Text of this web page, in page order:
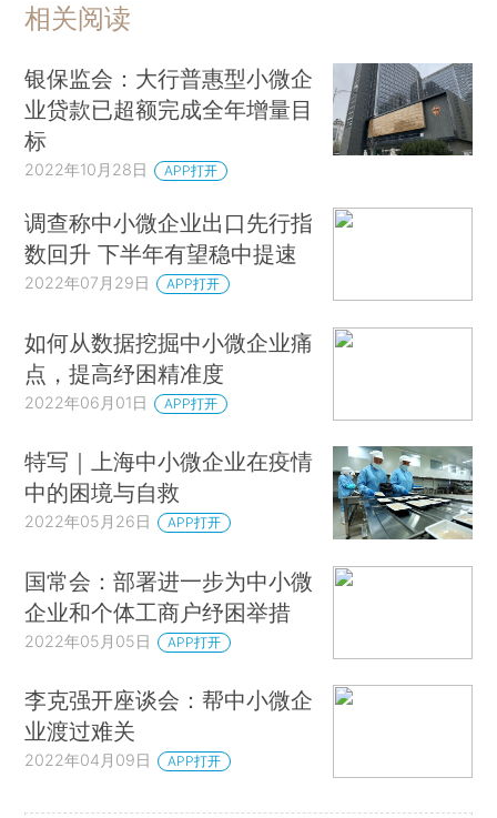
相关阅读
银保监会：大行普惠型小微企
业贷款已超额完成全年增量目
标
2022年10月28日 APP打开
调查称中小微企业出口先行指
数回升 下半年有望稳中提速
2022年07月29日 APP打开
如何从数据挖掘中小微企业痛
点，提高纾困精准度
2022年06月01日 APP打开
特写｜上海中小微企业在疫情
中的困境与自救
2022年05月26日 APP打开
国常会：部署进一步为中小微
企业和个体工商户纾困举措
2022年05月05日 APP打开
李克强开座谈会：帮中小微企
业渡过难关
2022年04月09日 APP打开